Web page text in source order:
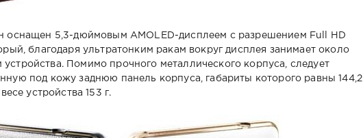
оснащен 5,3-дюймовым AMOLED-дисплеем с разрешением Full HD
благодаря ультратонким ракам вокруг дисплея занимает около
Помимо прочного металлического корпуса, следует
под кожу заднюю панель корпуса, габариты которого равны 144,2
устройства 153 г.